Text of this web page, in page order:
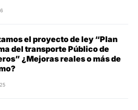
el proyecto de ley “Plan
del transporte Público de
¿Mejoras reales o más de